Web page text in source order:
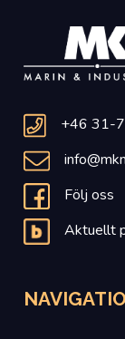
+46 31-
Följ oss
Aktuellt